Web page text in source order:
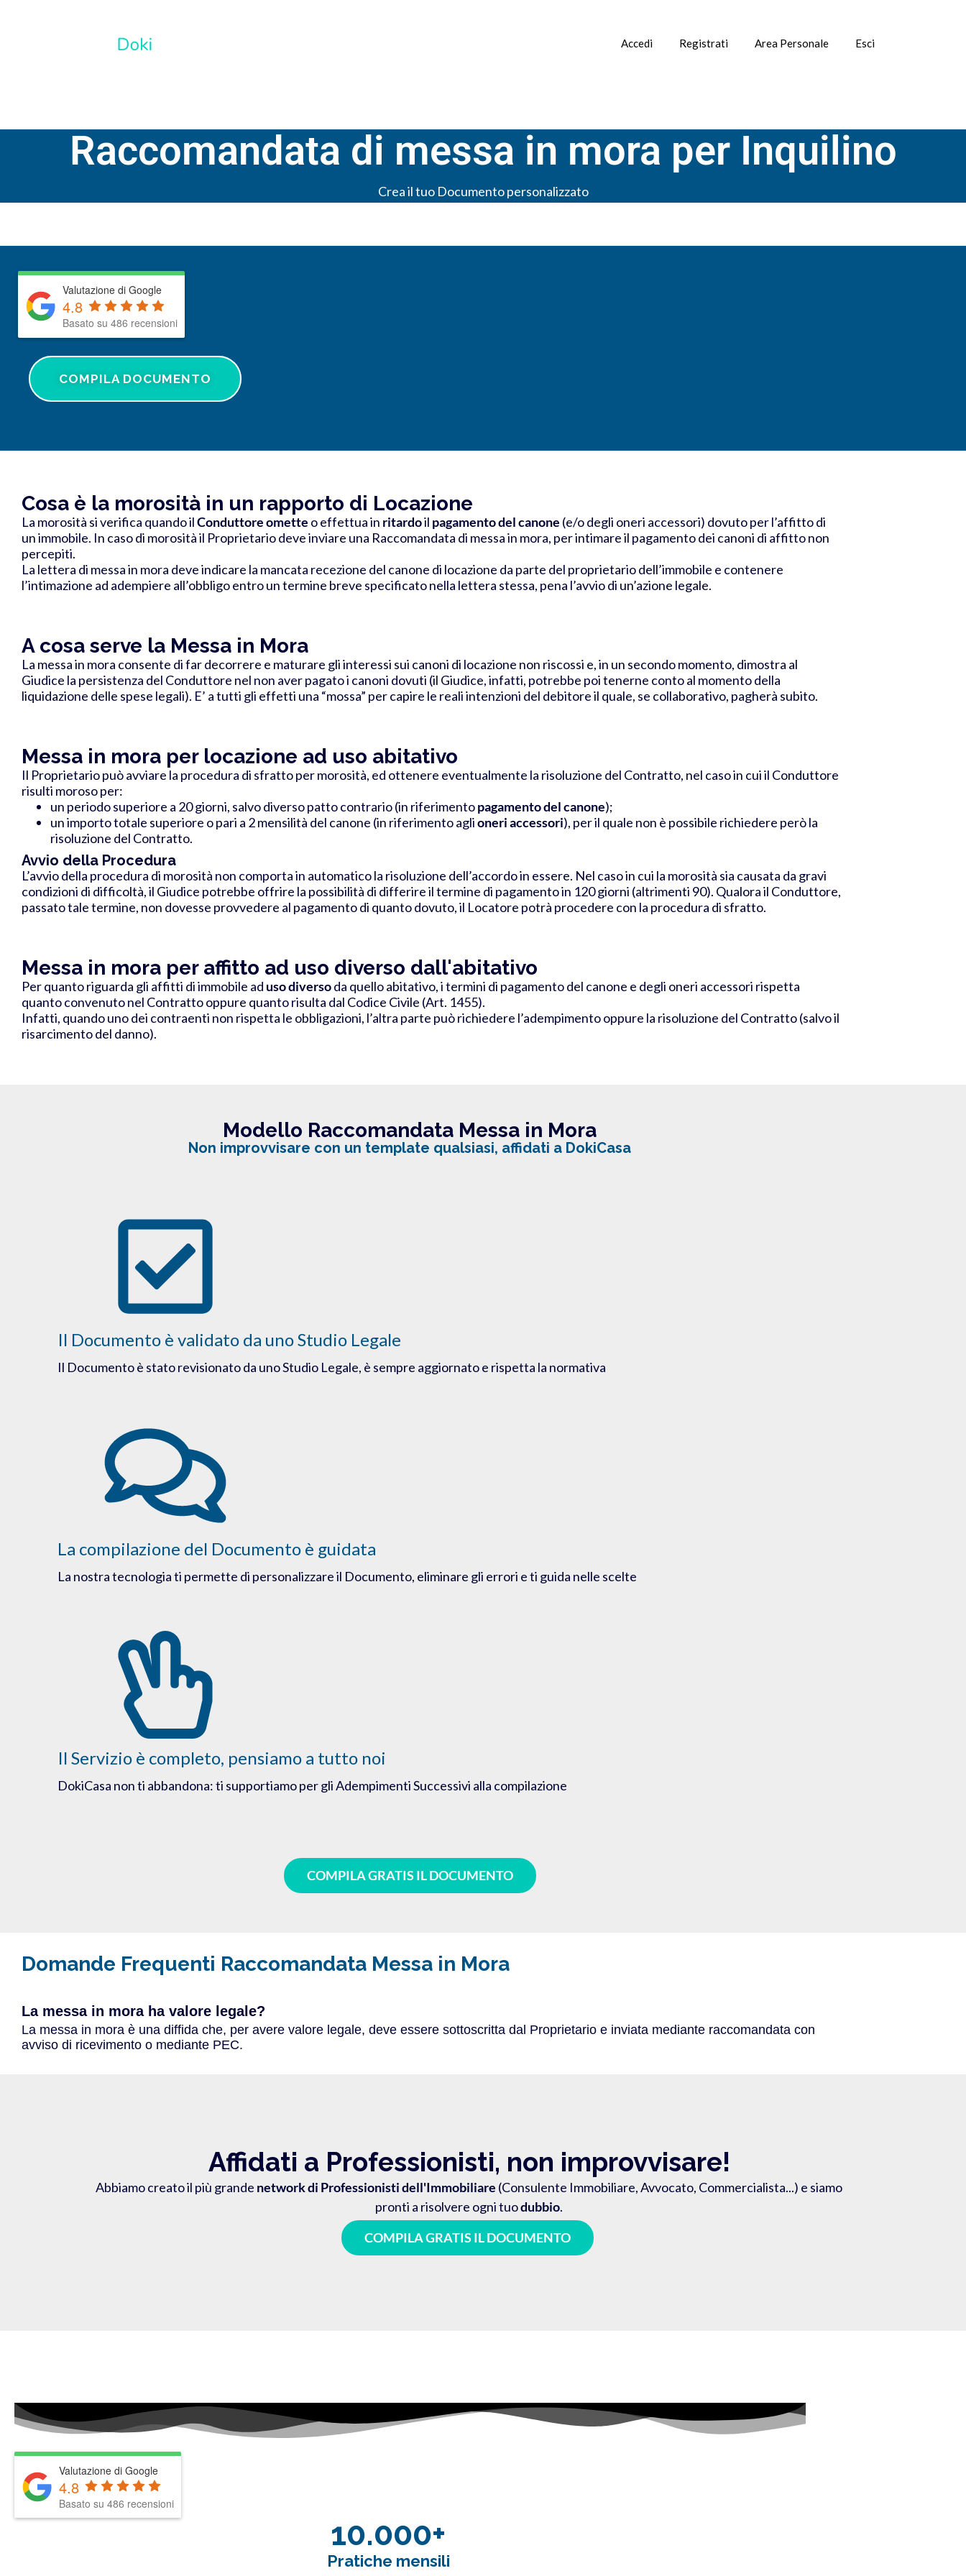
Accedi Registrati Area Personale Esci
Raccomandata di messa in mora per Inquilino
Crea il tuo Documento personalizzato
Valutazione di Google
4.8
Basato su 486 recensioni
COMPILA DOCUMENTO
Cosa è la morosità in un rapporto di Locazione
La morosità si verifica quando ilConduttore omette o effettua in ritardoil pagamento del canone (e/o degli oneri accessori) dovuto per l’affitto di
un immobile. In caso di morosità il Proprietario deve inviare una Raccomandata di messa in mora, per intimare il pagamento dei canoni di affitto non
percepiti.
La lettera di messa in mora deve indicare la mancata recezione del canone di locazione da parte del proprietario dell’immobile e contenere
l’intimazione ad adempiere all’obbligo entro un termine breve specificato nella lettera stessa, pena l’avvio di un’azione legale.
A cosa serve la Messa in Mora
La messa in mora consente di far decorrere e maturare gli interessi sui canoni di locazione non riscossi e, in un secondo momento, dimostra al
Giudice la persistenza del Conduttore nel non aver pagato i canoni dovuti (il Giudice, infatti, potrebbe poi tenerne conto al momento della
liquidazione delle spese legali). E’ a tutti gli effetti una “mossa” per capire le reali intenzioni del debitore il quale, se collaborativo, pagherà subito.
Messa in mora per locazione ad uso abitativo
Il Proprietario può avviare la procedura di sfratto per morosità, ed ottenere eventualmente la risoluzione del Contratto, nel caso in cui il Conduttore
risulti moroso per:
un periodo superiore a 20 giorni, salvo diverso patto contrario (in riferimentopagamento del canone);
un importo totale superiore o pari a 2 mensilità del canone (in riferimento aglioneri accessori), per il quale non è possibile richiedere però la
risoluzione del Contratto.
Avvio della Procedura
L’avvio della procedura di morosità non comporta in automatico la risoluzione dell’accordo in essere. Nel caso in cui la morosità sia causata da gravi
condizioni di difficoltà, il Giudice potrebbe offrire la possibilità di differire il termine di pagamento in 120 giorni (altrimenti 90). Qualora il Conduttore,
passato tale termine, non dovesse provvedere al pagamento di quanto dovuto, il Locatore potrà procedere con la procedura di sfratto.
Messa in mora per affitto ad uso diverso dall'abitativo
Per quanto riguarda gli affitti di immobile ad uso diversoda quello abitativo, i termini di pagamento del canone e degli oneri accessori rispetta
quanto convenuto nel Contratto oppure quanto risulta dal Codice Civile (Art. 1455).
Infatti, quando uno dei contraenti non rispetta le obbligazioni, l’altra parte può richiedere l’adempimento oppure la risoluzione del Contratto (salvo il
risarcimento del danno).
Modello Raccomandata Messa in Mora
Non improvvisare con un template qualsiasi, affidati a DokiCasa
Il Documento è validato da uno Studio Legale
Il Documento è stato revisionato da uno Studio Legale, è sempre aggiornato e rispetta la normativa
La compilazione del Documento è guidata
La nostra tecnologia ti permette di personalizzare il Documento, eliminare gli errori e ti guida nelle scelte
Il Servizio è completo, pensiamo a tutto noi
DokiCasa non ti abbandona: ti supportiamo per gli Adempimenti Successivi alla compilazione
COMPILA GRATIS IL DOCUMENTO
Domande Frequenti Raccomandata Messa in Mora
La messa in mora ha valore legale?
La messa in mora è una diffida che, per avere valore legale, deve essere sottoscritta dal Proprietario e inviata mediante raccomandata con
avviso di ricevimento o mediante PEC.
Affidati a Professionisti, non improvvisare!
Abbiamo creato il più grande network di Professionisti dell'Immobiliare (Consulente Immobiliare, Avvocato, Commercialista...) e siamo
pronti a risolvere ogni tuodubbio.
COMPILA GRATIS IL DOCUMENTO
Valutazione di Google
4.8
Basato su 486 recensioni
10.000+
Pratiche mensili